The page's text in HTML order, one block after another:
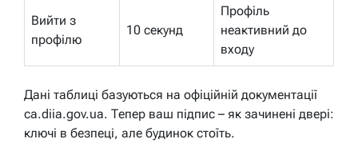
Вийти з
профілю
10 секунд
Профіль
неактивний до
входу
Дані таблиці базуються на офіційній документації
ca.diia.gov.ua. Тепер ваш підпис – як зачинені двері:
ключі в безпеці, але будинок стоїть.